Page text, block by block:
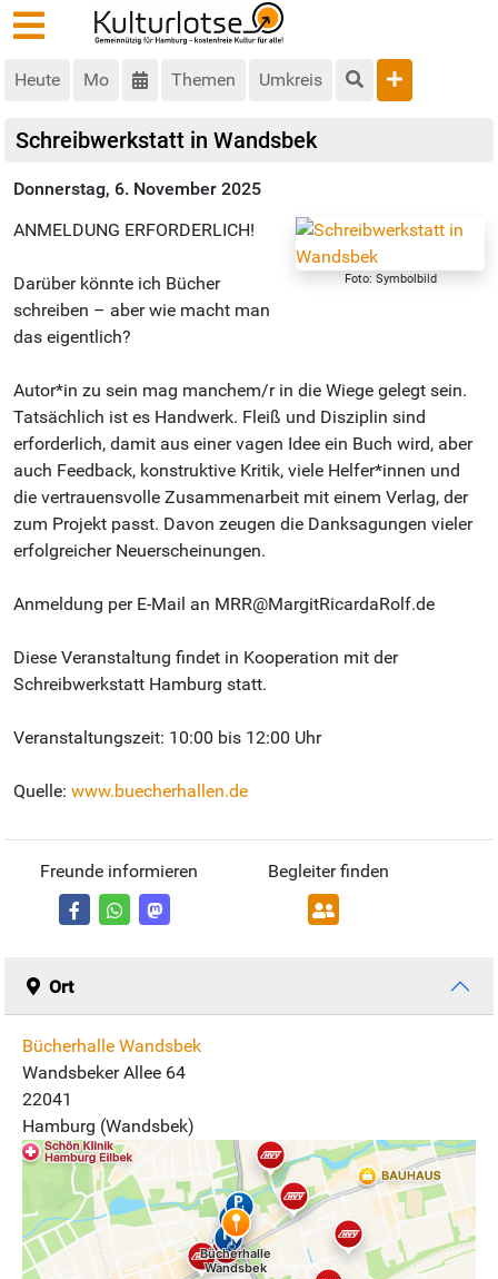
Heute Mo Themen Umkreis
Schreibwerkstatt in Wandsbek
Donnerstag, 6. November 2025
Foto: Symbolbild
ANMELDUNG ERFORDERLICH!
Darüber könnte ich Bücher
schreiben – aber wie macht man
das eigentlich?
Autor*in zu sein mag manchem/r in die Wiege gelegt sein.
Tatsächlich ist es Handwerk. Fleiß und Disziplin sind
erforderlich, damit aus einer vagen Idee ein Buch wird, aber
auch Feedback, konstruktive Kritik, viele Helfer*innen und
die vertrauensvolle Zusammenarbeit mit einem Verlag, der
zum Projekt passt. Davon zeugen die Danksagungen vieler
erfolgreicher Neuerscheinungen.
Anmeldung per E-Mail an MRR@MargitRicardaRolf.de
Diese Veranstaltung findet in Kooperation mit der
Schreibwerkstatt Hamburg statt.
Veranstaltungszeit: 10:00 bis 12:00 Uhr
Quelle: www.buecherhallen.de
Freunde informieren Begleiter finden
Ort
Bücherhalle Wandsbek
Wandsbeker Allee 64
22041
Hamburg (Wandsbek)